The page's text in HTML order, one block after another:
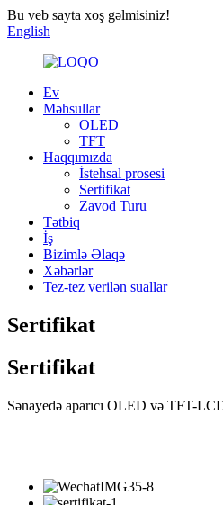
Bu veb sayta xoş gəlmisiniz!
English
Ev
Məhsullar
OLED
TFT
Haqqımızda
İstehsal prosesi
Sertifikat
Zavod Turu
Tətbiq
İş
Bizimlə Əlaqə
Xəbərlər
Tez-tez verilən suallar
Sertifikat
Sertifikat
Sənayedə aparıcı OLED və TFT-